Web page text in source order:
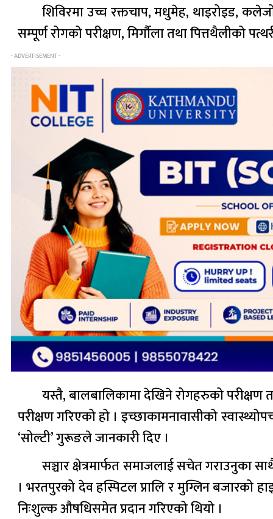
शिविरमा उच्च रक्तचाप, मधुमेह, थाइरोइड,
सम्पूर्ण रोगको परीक्षण, मिर्गौला तथा पित्तथैलीको
- ADVERTISEMENT -
यस्तै, बालबालिकामा देखिने रोगहरुको परीक्षण
परीक्षण गरिएको हो । इच्छाकामनावासीको
‘सोल्टी’ गुरूङले जानकारी दिए ।
सञ्चार क्षेत्रमार्फत समाजलाई सचेत गराउनुका
। भरतपुरको देव हस्पिटल प्रालि र मुग्लिन बजारको
निःशुल्क औषधिसमेत प्रदान गरिएको थियो ।